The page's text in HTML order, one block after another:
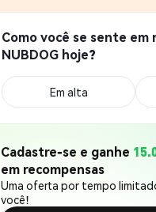
Como você se sente em
NUBDOG hoje?
Em alta
Cadastre-se e ganhe
em recompensas
Uma oferta por tempo
você!